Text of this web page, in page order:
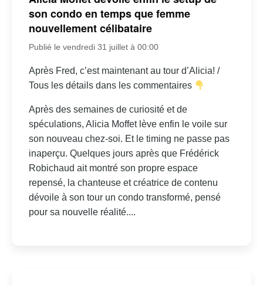
son condo en temps que femme
nouvellement célibataire
Publié le vendredi 31 juillet à 00:00
Après Fred, c’est maintenant au tour d’Alicia! /
Tous les détails dans les commentaires
Après des semaines de curiosité et de
spéculations, Alicia Moffet lève enfin le voile sur
son nouveau chez-soi. Et le timing ne passe pas
inaperçu. Quelques jours après que Frédérick
Robichaud ait montré son propre espace
repensé, la chanteuse et créatrice de contenu
dévoile à son tour un condo transformé, pensé
pour sa nouvelle réalité....